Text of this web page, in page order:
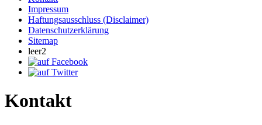
Impressum
Haftungsausschluss (Disclaimer)
Datenschutzerklärung
Sitemap
leer2
Kontakt